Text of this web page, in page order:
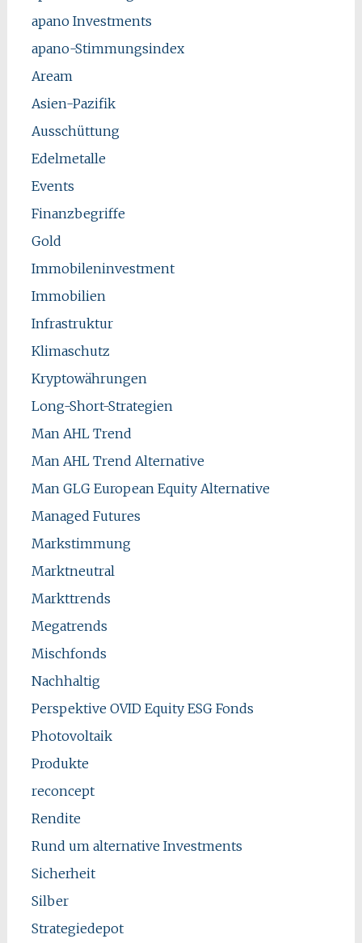
apano Investments
apano-Stimmungsindex
Aream
Asien-Pazifik
Ausschüttung
Edelmetalle
Events
Finanzbegriffe
Gold
Immobileninvestment
Immobilien
Infrastruktur
Klimaschutz
Kryptowährungen
Long-Short-Strategien
Man AHL Trend
Man AHL Trend Alternative
Man GLG European Equity Alternative
Managed Futures
Markstimmung
Marktneutral
Markttrends
Megatrends
Mischfonds
Nachhaltig
Perspektive OVID Equity ESG Fonds
Photovoltaik
Produkte
reconcept
Rendite
Rund um alternative Investments
Sicherheit
Silber
Strategiedepot